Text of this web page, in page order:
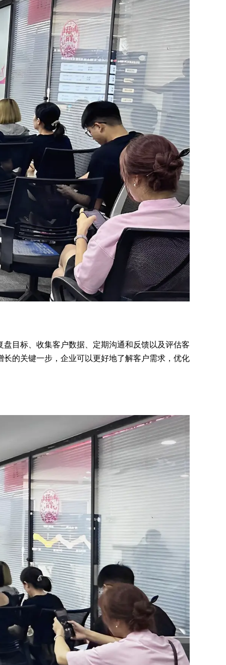
目标、收集客户数据、定期沟通和反馈以及评估客
的关键一步，企业可以更好地了解客户需求，优化